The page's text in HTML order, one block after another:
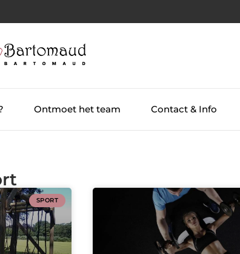
Ontmoet het team Contact & Info
SPORT